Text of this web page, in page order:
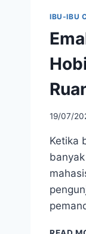
IBU-IBU
19/07/
Ketika